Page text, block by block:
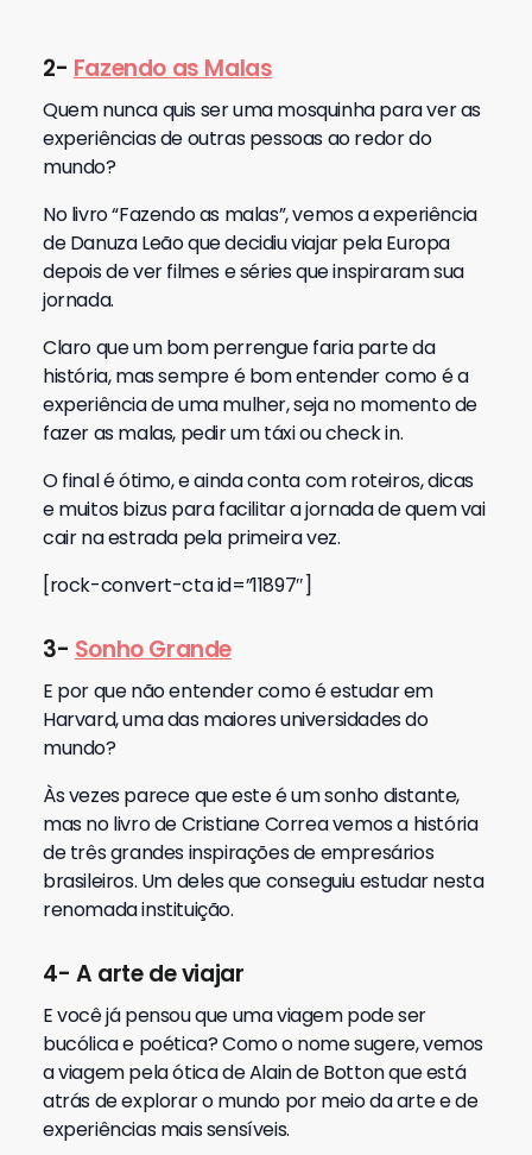
2- Fazendo as Malas
Quem nunca quis ser uma mosquinha para ver as
experiências de outras pessoas ao redor do
mundo?
No livro “Fazendo as malas”, vemos a experiência
de Danuza Leão que decidiu viajar pela Europa
depois de ver filmes e séries que inspiraram sua
jornada.
Claro que um bom perrengue faria parte da
história, mas sempre é bom entender como é a
experiência de uma mulher, seja no momento de
fazer as malas, pedir um táxi ou check in.
O final é ótimo, e ainda conta com roteiros, dicas
e muitos bizus para facilitar a jornada de quem vai
cair na estrada pela primeira vez.
[rock-convert-cta id=”11897″]
3- Sonho Grande
E por que não entender como é estudar em
Harvard, uma das maiores universidades do
mundo?
Às vezes parece que este é um sonho distante,
mas no livro de Cristiane Correa vemos a história
de três grandes inspirações de empresários
brasileiros. Um deles que conseguiu estudar nesta
renomada instituição.
4- A arte de viajar
E você já pensou que uma viagem pode ser
bucólica e poética? Como o nome sugere, vemos
a viagem pela ótica de Alain de Botton que está
atrás de explorar o mundo por meio da arte e de
experiências mais sensíveis.